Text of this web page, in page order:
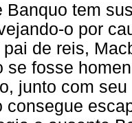
Banquo tem
o por
de reis,
se fosse
junto com
consegue